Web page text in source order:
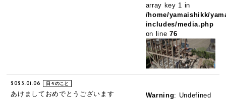
array key 1 in
/home/yamaishikk/
includes/media.php
on line76
Warning: Undefined
2023.01.06 日々のこと
あけましておめでとうございます